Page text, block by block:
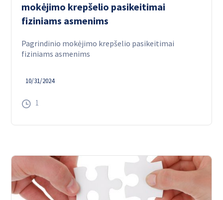
mokėjimo krepšelio pasikeitimai
fiziniams asmenims
Pagrindinio mokėjimo krepšelio pasikeitimai
fiziniams asmenims
10/31/2024
1